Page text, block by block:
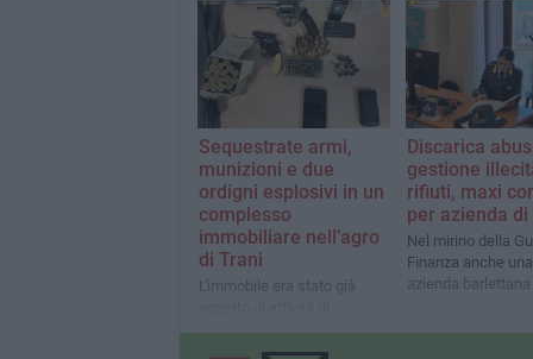
72 persone per
percezione del
ecco chi lo
Sequestrate armi,
munizioni e due
ordigni esplosivi in un
complesso
immobiliare nell’agro
di Trani
L'immobile era stato già
indagine in quanto utilizzato
per produzione di sostanze
Discarica
gestione
rifiuti, maxi
per azienda di
Nel mirino della
Finanza anche
azienda barlettana